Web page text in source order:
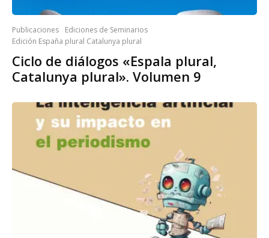
Publicaciones
Ediciones de Seminarios
Edición España plural Catalunya plural
Ciclo de diálogos «Espala plural,
Catalunya plural». Volumen 9